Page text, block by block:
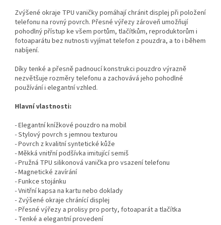
Zvýšené okraje TPU vaničky pomáhají chránit displej při položení
telefonu na rovný povrch. Přesné výřezy zároveň umožňují
pohodlný přístup ke všem portům, tlačítkům, reproduktorům i
fotoaparátu bez nutnosti vyjímat telefon z pouzdra, a to i během
nabíjení.
Díky tenké a přesně padnoucí konstrukci pouzdro výrazně
nezvětšuje rozměry telefonu a zachovává jeho pohodlné
používání i elegantní vzhled.
Hlavní vlastnosti:
- Elegantní knížkové pouzdro na mobil
- Stylový povrch s jemnou texturou
- Povrch z kvalitní syntetické kůže
- Měkká vnitřní podšívka imitující semiš
- Pružná TPU silikonová vanička pro vsazení telefonu
- Magnetické zavírání
- Funkce stojánku
- Vnitřní kapsa na kartu nebo doklady
- Zvýšené okraje chránící displej
- Přesné výřezy a prolisy pro porty, fotoaparát a tlačítka
- Tenké a elegantní provedení